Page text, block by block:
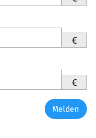
€
€
Melden